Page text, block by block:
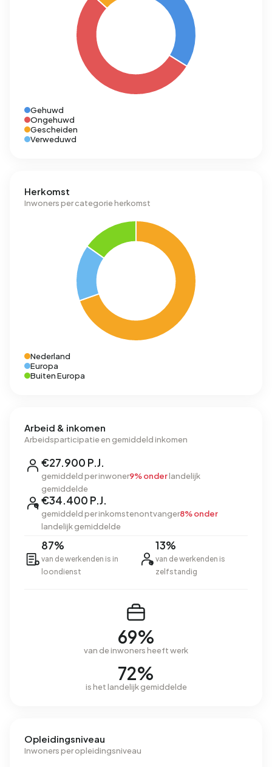
Gehuwd
Ongehuwd
Gescheiden
Verweduwd
Herkomst
Inwoners per categorie herkomst
Nederland
Europa
Buiten Europa
Arbeid & inkomen
Arbeidsparticipatie en gemiddeld inkomen
€27.900 P.J.
gemiddeld per inwoner9% onderlandelijk
gemiddelde
€34.400 P.J.
gemiddeld per inkomstenontvanger8% onder
landelijk gemiddelde
87%
van de werkenden is in
loondienst
13%
van de werkenden is
zelfstandig
69%
van de inwoners heeft werk
72%
is het landelijk gemiddelde
Opleidingsniveau
Inwoners per opleidingsniveau